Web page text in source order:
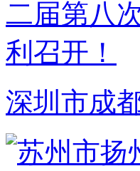
深圳市成